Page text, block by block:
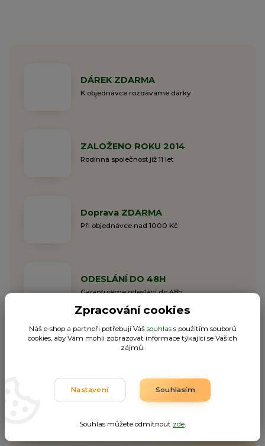
DÁREK ZDARMA
K objednávce rozdáváme dárky
ZALOŽENO ROKU 2014
Rodinná společnost již 11 let
Doprava ZDARMA
Při objednávce nad 1000 Kč
ODESLÁNÍ DO 48H
Garantujeme odeslání do 48h
Nepropásněte novinky, akce
a slevy!
Můžete se kdykoli odhlásit. Zasíláme jednou za 14 dní.
Zpracování cookies
Náš e-shop a partneři potřebují Váš souhlass použitím souborů
cookies, aby Vám mohli zobrazovat informace týkající se Vašich
zájmů.
Nastavení Souhlasím
Souhlas můžete odmítnout zde.